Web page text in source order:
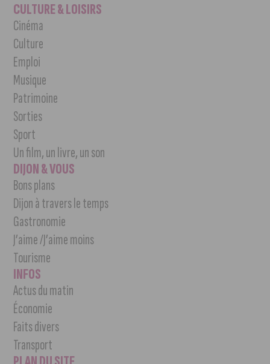
CULTURE & LOISIRS
Cinéma
Culture
Emploi
Musique
Patrimoine
Sorties
Sport
Un film, un livre, un son
DIJON & VOUS
Bons plans
Dijon à travers le temps
Gastronomie
J’aime /J’aime moins
Tourisme
INFOS
Actus du matin
Économie
Faits divers
Transport